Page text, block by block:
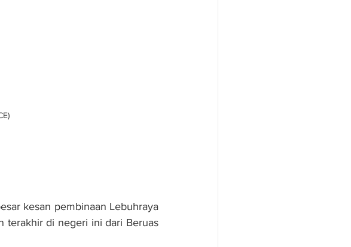
kesan pembinaan Lebuhraya
terakhir di negeri ini dari Beruas